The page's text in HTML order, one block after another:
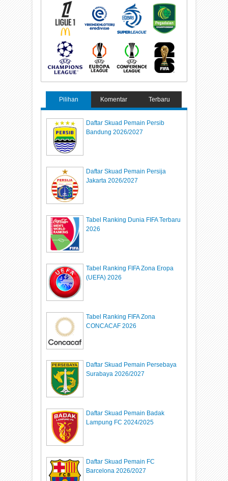
Pilihan Komentar Terbaru
Daftar Skuad Pemain Persib
Bandung 2026/2027
Daftar Skuad Pemain Persija
Jakarta 2026/2027
Tabel Ranking Dunia FIFA Terbaru
2026
Tabel Ranking FIFA Zona Eropa
(UEFA) 2026
Tabel Ranking FIFA Zona
CONCACAF 2026
Daftar Skuad Pemain Persebaya
Surabaya 2026/2027
Daftar Skuad Pemain Badak
Lampung FC 2024/2025
Daftar Skuad Pemain FC
Barcelona 2026/2027